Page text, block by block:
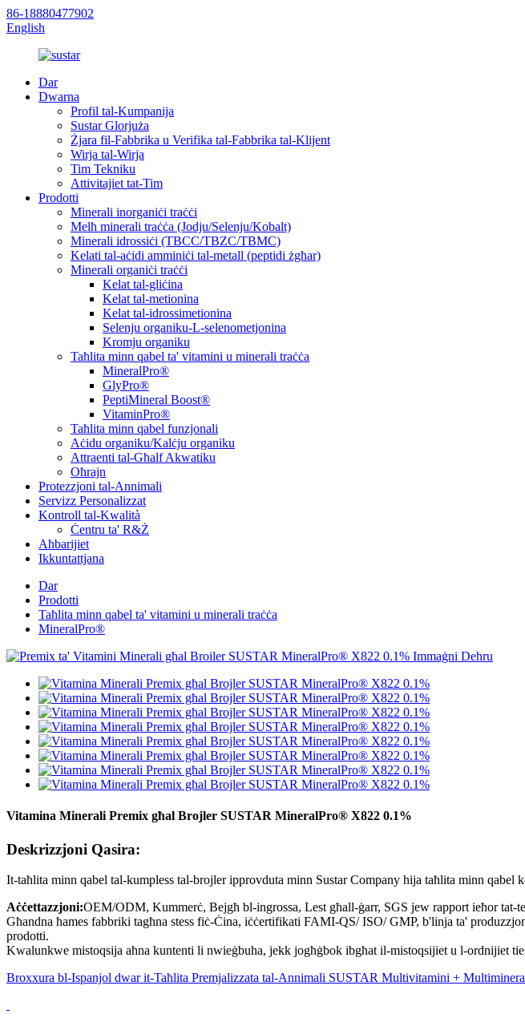
86-18880477902
English
Dar
Dwarna
Profil tal-Kumpanija
Sustar Glorjuża
Żjara fil-Fabbrika u Verifika tal-Fabbrika tal-Klijent
Wirja tal-Wirja
Tim Tekniku
Attivitajiet tat-Tim
Prodotti
Minerali inorganiċi traċċi
Melħ minerali traċċa (Jodju/Selenju/Kobalt)
Minerali idrossiċi (TBCC/TBZC/TBMC)
Kelati tal-aċidi amminiċi tal-metall (peptidi żgħar)
Minerali organiċi traċċi
Kelat tal-gliċina
Kelat tal-metionina
Kelat tal-idrossimetionina
Selenju organiku-L-selenometjonina
Kromju organiku
Taħlita minn qabel ta' vitamini u minerali traċċa
MineralPro®
GlyPro®
PeptiMineral Boost®
VitaminPro®
Taħlita minn qabel funzjonali
Aċidu organiku/Kalċju organiku
Attraenti tal-Għalf Akwatiku
Oħrajn
Protezzjoni tal-Annimali
Servizz Personalizzat
Kontroll tal-Kwalità
Ċentru ta' R&Ż
Aħbarijiet
Ikkuntattjana
Dar
Prodotti
Taħlita minn qabel ta' vitamini u minerali traċċa
MineralPro®
Vitamina Minerali Premix għal Brojler SUSTAR MineralPro® X822 0.1%
Deskrizzjoni Qasira:
It-taħlita minn qabel tal-kumpless tal-brojler ipprovduta minn Sustar Company hija taħlita minn
Aċċettazzjoni:OEM/ODM, Kummerċ, Bejgħ bl-ingrossa, Lest għall-ġarr, SGS jew rapport ieħor tat-
Għandna ħames fabbriki tagħna stess fiċ-Ċina, iċċertifikati FAMI-QS/ ISO/ GMP, b'linja ta'
prodotti.
Kwalunkwe mistoqsija aħna kuntenti li nwieġbuha, jekk jogħġbok ibgħat il-mistoqsijiet u l-ordnijiet
Broxxura bl-Ispanjol dwar it-Taħlita Premjalizzata tal-Annimali SUSTAR Multivitamini +